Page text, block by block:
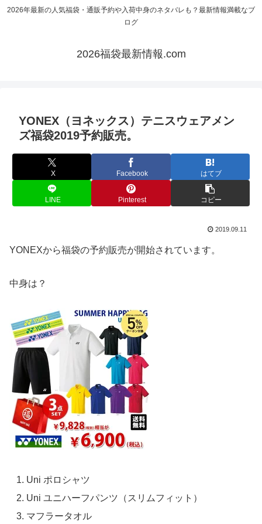
2026年最新の人気福袋・通販予約や入荷中身のネタバレも？最新情報満載なブ
ログ
2026福袋最新情報.com
YONEX（ヨネックス）テニスウェアメン
ズ福袋2019予約販売。
X Facebook はてブ
LINE Pinterest コピー
2019.09.11
YONEXから福袋の予約販売が開始されています。
中身は？
Uni ポロシャツ
Uni ユニハーフパンツ（スリムフィット）
マフラータオル